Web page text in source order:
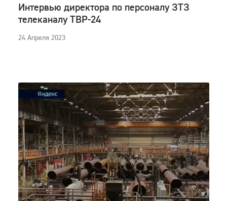
Интервью директора по персоналу ЗТЗ
телеканалу ТВР-24
24 Апреля 2023